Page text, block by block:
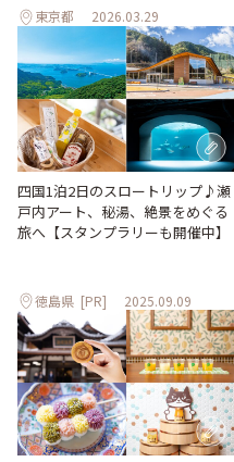
東京都 2026.03.29
四国1泊2日のスロートリップ♪瀬
戸内アート、秘湯、絶景をめぐる
旅へ【スタンプラリーも開催中】
徳島県 [PR] 2025.09.09